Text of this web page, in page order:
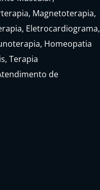
Magnetoterapia,
Eletrocardiograma,
Homeopatia
Terapia
de